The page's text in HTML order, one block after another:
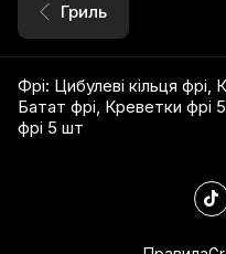
Гриль
Фрі: Цибулеві кільця фрі,
Батат фрі, Креветки фрі
фрі 5 шт